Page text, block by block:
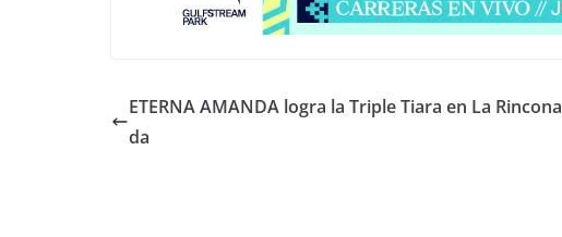
ETERNA AMANDA logra la Triple Tiara en La Rincona
da